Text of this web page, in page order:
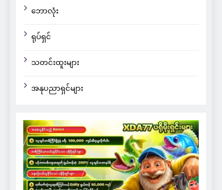
ဘောလုံး
ရုပ်ရှင်
သတင်းထူးများ
အနုပညာရှင်များ